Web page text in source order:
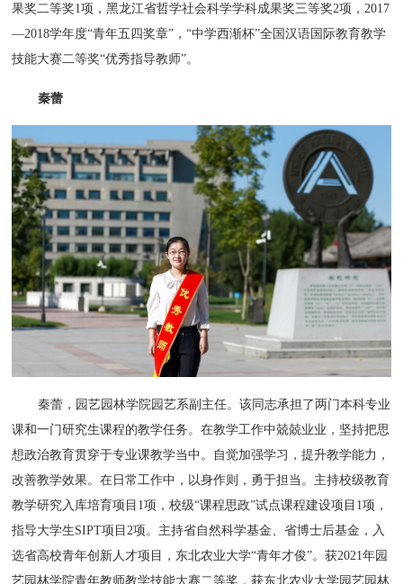
果奖二等奖1项，黑龙江省哲学社会科学学科成果奖三等奖2项，2017
—2018学年度“青年五四奖章”，“中学西渐杯”全国汉语国际教育教学
技能大赛二等奖“优秀指导教师”。
秦蕾
秦蕾，园艺园林学院园艺系副主任。该同志承担了两门本科专业
课和一门研究生课程的教学任务。在教学工作中兢兢业业，坚持把思
想政治教育贯穿于专业课教学当中。自觉加强学习，提升教学能力，
改善教学效果。在日常工作中，以身作则，勇于担当。主持校级教育
教学研究入库培育项目1项，校级“课程思政”试点课程建设项目1项，
指导大学生SIPT项目2项。主持省自然科学基金、省博士后基金，入
选省高校青年创新人才项目，东北农业大学“青年才俊”。获2021年园
艺园林学院青年教师教学技能大赛二等奖，获东北农业大学园艺园林